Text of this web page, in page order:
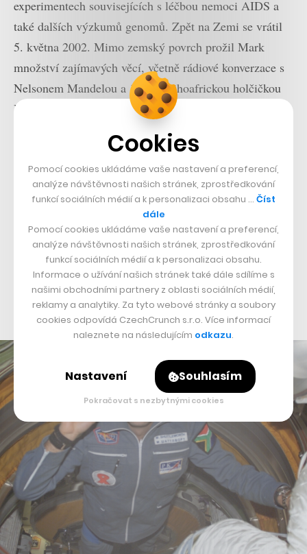
experimentech souvisejících s léčbou nemoci AIDS a
také dalších výzkumů genomů. Zpět na Zemi se vrátil
5. května 2002. Mimo zemský povrch prožil Mark
množství zajímavých věcí, včetně rádiové konverzace s
Nelsonem Mandelou a 14letou jihoafrickou holčičkou
Michelle Fosterovou, která se ho v přenosu zeptala, zda
Nebyl to ale pouze vlastní dobrý pocit nebo zvědavost,
která hnala Marka do vesmíru. Chtěl především
poukázat na fakt, že je vesmírná turistika možná a že i
když je aktuálně spíše v rukou bohatších lidí, může být
zároveň prospěšná. Přeci jen, pro cestu do vesmíru je
třeba projít nejen určitou selekcí, ale také náročným
programem, a pak samozřejmě zaplatit nemalou částku
za samotnou cestu.
Cookies
Pomocí cookies ukládáme vaše nastavení a preferencí,
analýze návštěvnosti našich stránek, zprostředkování
funkcí sociálních médií a k personalizaci obsahu … Číst
dále
Pomocí cookies ukládáme vaše nastavení a preferencí,
analýze návštěvnosti našich stránek, zprostředkování
funkcí sociálních médií a k personalizaci obsahu.
Informace o užívání našich stránek také dále sdílíme s
našimi obchodními partnery z oblasti sociálních médií,
reklamy a analytiky. Za tyto webové stránky a soubory
cookies odpovídá CzechCrunch s.r.o. Více informací
naleznete na následujícím odkazu.
Nastavení Souhlasím
Pokračovat s nezbytnými cookies